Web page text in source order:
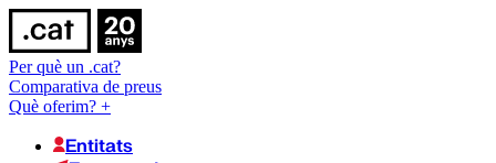
Per què un .cat?
Comparativa de preus
Què oferim? +
Entitats